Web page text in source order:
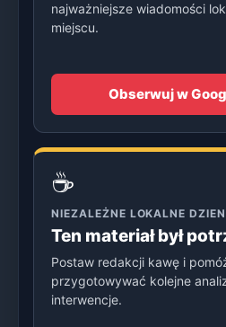
najważniejsze wiadomości
miejscu.
Obserwuj w
☕
NIEZALEŻNE LOKALNE
Ten materiał był
Postaw redakcji kawę i
przygotowywać kolejne
interwencje.